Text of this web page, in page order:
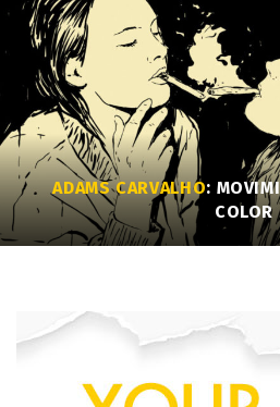
ADAMS CARVALHO:
COLOR